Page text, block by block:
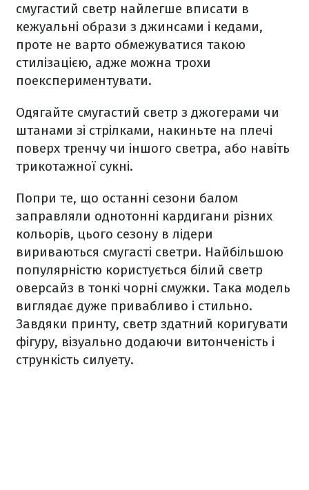
смугастий светр найлегше вписати в
кежуальні образи з джинсами і кедами,
проте не варто обмежуватися такою
стилізацією, адже можна трохи
поекспериментувати.
Одягайте смугастий светр з джогерами чи
штанами зі стрілками, накиньте на плечі
поверх тренчу чи іншого светра, або навіть
трикотажної сукні.
Попри те, що останні сезони балом
заправляли однотонні кардигани різних
кольорів, цього сезону в лідери
вириваються смугасті светри. Найбільшою
популярністю користується білий светр
оверсайз в тонкі чорні смужки. Така модель
виглядає дуже привабливо і стильно.
Завдяки принту, светр здатний коригувати
фігуру, візуально додаючи витонченість і
стрункість силуету.